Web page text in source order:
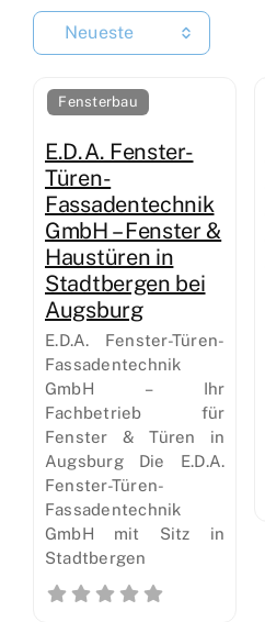
Neueste
Fensterbau
E.D.A. Fenster-
Türen-
Fassadentechnik
GmbH – Fenster &
Haustüren in
Stadtbergen bei
Augsburg
E.D.A. Fenster-Türen-
Fassadentechnik
GmbH – Ihr
Fachbetrieb für
Fenster & Türen in
Augsburg Die E.D.A.
Fenster-Türen-
Fassadentechnik
GmbH mit Sitz in
Stadtbergen